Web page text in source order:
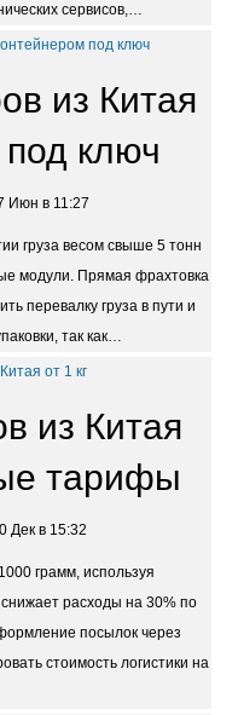
сервисов,…
из Китая
ключ
Июн в 11:27
груза весом свыше 5 тонн
модули. Прямая фрахтовка
перевалку груза в пути и
так как…
из Китая
тарифы
Дек в 15:32
грамм, используя
расходы на 30% по
посылок через
стоимость логистики на